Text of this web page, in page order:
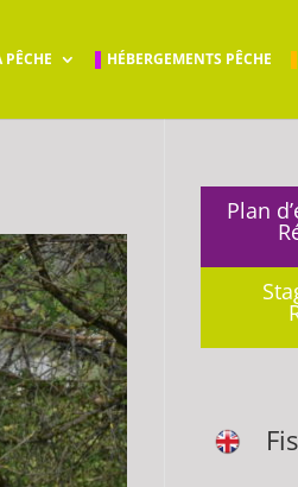
PÊCHE HÉBERGEMENTS PÊCHE
Plan